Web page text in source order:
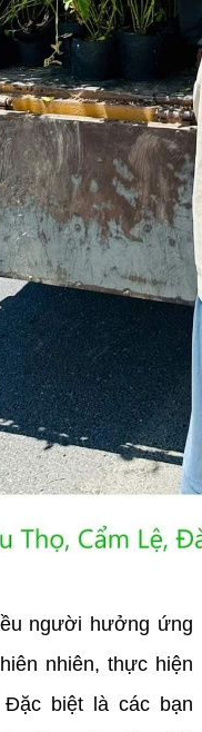
người hưởng ứng
nhiên, thực hiện
biệt là các bạn